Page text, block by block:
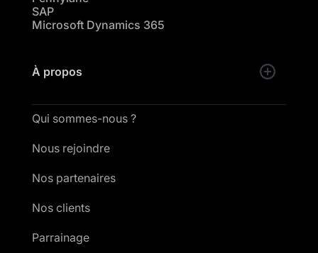
SAP
Microsoft Dynamics 365
À propos
Qui sommes-nous ?
Nous rejoindre
Nos partenaires
Nos clients
Parrainage